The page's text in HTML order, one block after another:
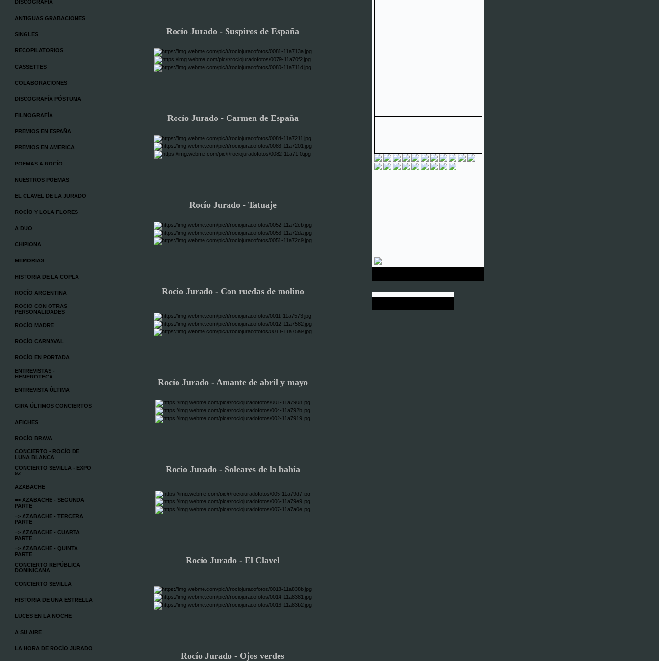
DISCOGRAFÍA
ANTIGUAS GRABACIONES
SINGLES
RECOPILATORIOS
CASSETTES
COLABORACIONES
DISCOGRAFÍA PÓSTUMA
FILMOGRAFÍA
PREMIOS EN ESPAÑA
PREMIOS EN AMERICA
POEMAS A ROCÍO
NUESTROS POEMAS
EL CLAVEL DE LA JURADO
ROCÍO Y LOLA FLORES
A DUO
CHIPIONA
MEMORIAS
HISTORIA DE LA COPLA
ROCÍO ARGENTINA
ROCIO CON OTRAS
PERSONALIDADES
ROCÍO MADRE
ROCÍO CARNAVAL
ROCÍO EN PORTADA
ENTREVISTAS -
HEMEROTECA
ENTREVISTA ÚLTIMA
GIRA ÚLTIMOS CONCIERTOS
AFICHES
ROCÍO BRAVA
CONCIERTO - ROCÍO DE
LUNA BLANCA
CONCIERTO SEVILLA - EXPO
92
AZABACHE
=> AZABACHE - SEGUNDA
PARTE
=> AZABACHE - TERCERA
PARTE
=> AZABACHE - CUARTA
PARTE
=> AZABACHE - QUINTA
PARTE
CONCIERTO REPÚBLICA
DOMINICANA
CONCIERTO SEVILLA
HISTORIA DE UNA ESTRELLA
LUCES EN LA NOCHE
A SU AIRE
LA HORA DE ROCÍO JURADO
Rocío Jurado - Suspiros de España
Rocío Jurado - Carmen de España
Rocío Jurado - Tatuaje
Rocío Jurado - Con ruedas de molino
Rocío Jurado - Amante de abril y mayo
Rocío Jurado - Soleares de la bahía
Rocío Jurado - El Clavel
Rocío Jurado - Ojos verdes